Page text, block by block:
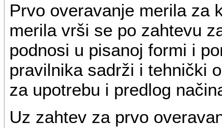
Prvo overavanje merila za
merila vrši se po zahtevu
podnosi u pisanoj formi i
pravilnika sadrži i tehnički
za upotrebu i predlog
Uz zahtev za prvo